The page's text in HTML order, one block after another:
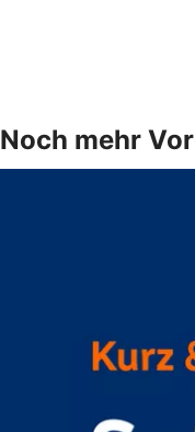
Noch mehr